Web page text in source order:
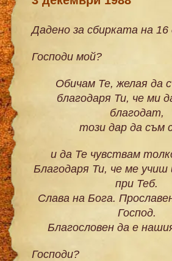
Дадено за сбирката на 16
Господи мой?
Обичам Те, желая да
благодаря Ти, че ми
благодат,
този дар да съм
и да Те чувствам
Благодаря Ти, че ме учиш
при Теб.
Слава на Бога.
Господ.
Благословен да е
Господи?